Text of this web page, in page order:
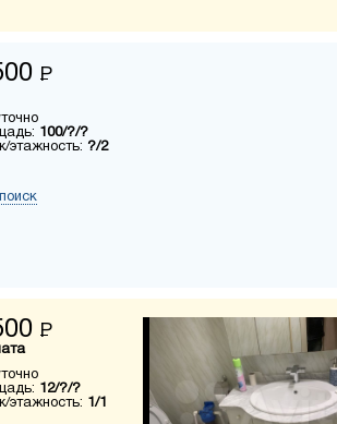
Р
100/?/?
этажность: ?/2
Р
12/?/?
этажность: 1/1